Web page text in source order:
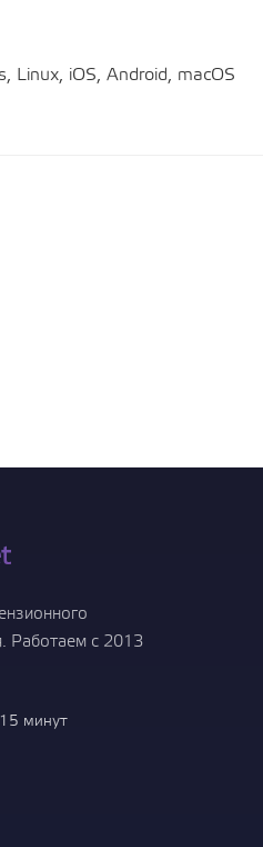
Linux, iOS, Android, macOS
Работаем с 2013
минут